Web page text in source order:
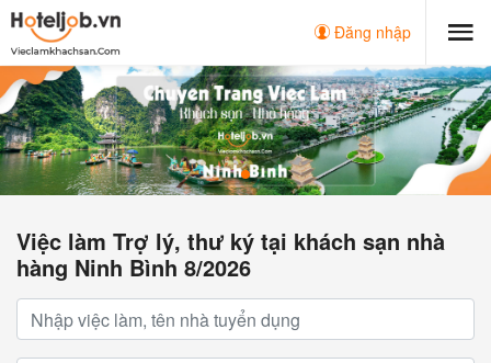
Đăng nhập
Việc làm Trợ lý, thư ký tại khách sạn nhà
hàng Ninh Bình 8/2026